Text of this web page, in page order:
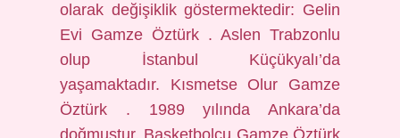
olarak değişiklik göstermektedir: Gelin
Evi Gamze Öztürk . Aslen Trabzonlu
olup İstanbul Küçükyalı’da
yaşamaktadır. Kısmetse Olur Gamze
Öztürk . 1989 yılında Ankara’da
doğmuştur. Basketbolcu Gamze Öztürk